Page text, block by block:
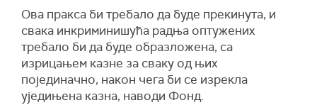
Ова пракса би требало да буде прекинута, и
свака инкриминишућа радња оптужених
требало би да буде образложена, са
изрицањем казне за сваку од њих
појединачно, након чега би се изрекла
уједињена казна, наводи Фонд.